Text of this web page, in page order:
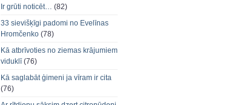
Ir grūti noticēt… (82)
33 sievišķīgi padomi no Evelīnas
Hromčenko (78)
Kā atbrīvoties no ziemas krājumiem
viduklī(76)
Kā saglabāt ģimeni ja vīram ir cita
(76)